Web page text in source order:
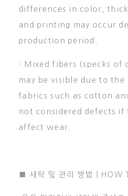
differences in color,
and printing may occur
production period.
· Mixed fibers (specks of
may be visible due to
fabrics such as cotton
not considered defects if
affect wear.
■ 세탁 및 관리 방법 | HOW